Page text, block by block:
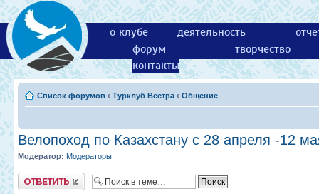
о клубе деятельность
форум
творчество
контакты
Список форумов ‹ Турклуб Вестра ‹ Общение
Велопоход по Казахстану с 28 апреля -12
Модератор: Модераторы
Ответить